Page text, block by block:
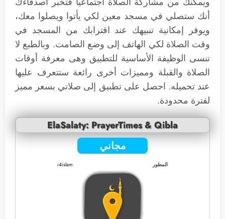
أنك ستصلي في مسجد معين لكي يأتوا ويصلوا معك،
ويوفر إمكانية تنبيهك عند اقترابك من المسجد في
وقت الصلاة لكي الهاتف إلى وضع الصامت. وبالطبع لا
تنسى الوظيفة الأساسية للتطبيق وهى معرفة أوقات
الصلاة والقبلة ومميزات أخرى رائعة ستتعرف عليها
عند تحميله. احصل على تطبيق إلى صلاتي بسعر مميز
لفترة محدودة.
ElaSalaty: PrayerTimes & Qibla
مجاني
المطور i4islam